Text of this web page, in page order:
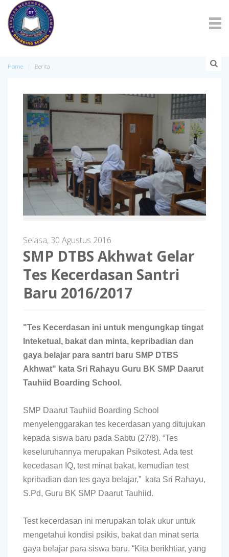
Home Berita
Selasa, 30 Agustus 2016
SMP DTBS Akhwat Gelar
Tes Kecerdasan Santri
Baru 2016/2017
"Tes Kecerdasan ini untuk mengungkap tingat
Inteketual, bakat dan minta, kepribadian dan
gaya belajar para santri baru SMP DTBS
Akhwat" kata Sri Rahayu Guru BK SMP Daarut
Tauhiid Boarding School.
SMP Daarut Tauhiid Boarding School
menyelenggarakan tes kecerdasan yang ditujukan
kepada siswa baru pada Sabtu (27/8). “Tes
keseluruhannya merupakan Psikotest. Ada test
kecedasan IQ, test minat bakat, kemudian test
kpribadian dan tes gaya belajar,” kata Sri Rahayu,
S.Pd, Guru BK SMP Daarut Tauhiid.
Test kecerdasan ini merupakan tolak ukur untuk
mengetahui kondisi psikis, bakat dan minat serta
gaya belajar para siswa baru. “Kita berikhtiar, yang